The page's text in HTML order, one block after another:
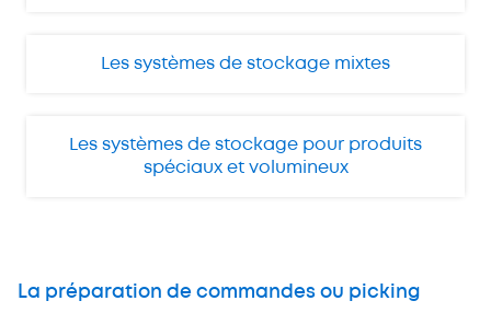
Les systèmes de stockage mixtes
Les systèmes de stockage pour produits
spéciaux et volumineux
La préparation de commandes ou picking